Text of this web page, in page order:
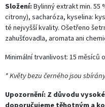
Složení:Bylinný extrakt min. 55
citrony), sacharóza, kyselina:
té nejvyšší kvality. Ošetřeno
zahušťovadla, aromata ani
Minimální trvanlivost: 15 měsíců
* Květy bezu černého jsou
Upozornění: Z důvodu
doporučujeme těhotným a